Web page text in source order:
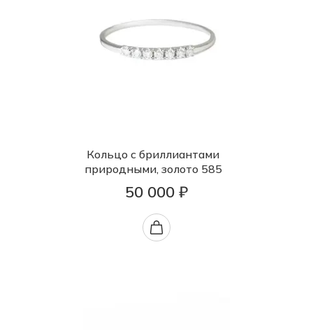
Кольцо с бриллиантами
природными, золото 585
50 000 ₽